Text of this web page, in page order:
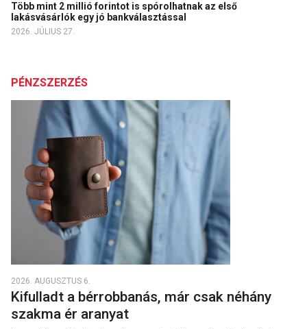
Több mint 2 millió forintot is spórolhatnak az első
lakásvásárlók egy jó bankválasztással
2026. JÚLIUS 27.
PÉNZSZERZÉS
2026. AUGUSZTUS 6.
Kifulladt a bérrobbanás, már csak néhány
szakma ér aranyat